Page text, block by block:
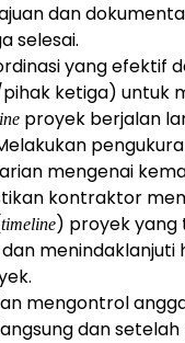
dan
selesai.
yang efektif
ketiga) untuk
proyek berjalan
mengenai
kontraktor
timeline) proyek yang
menindaklanjuti
mengontrol
dan setelah